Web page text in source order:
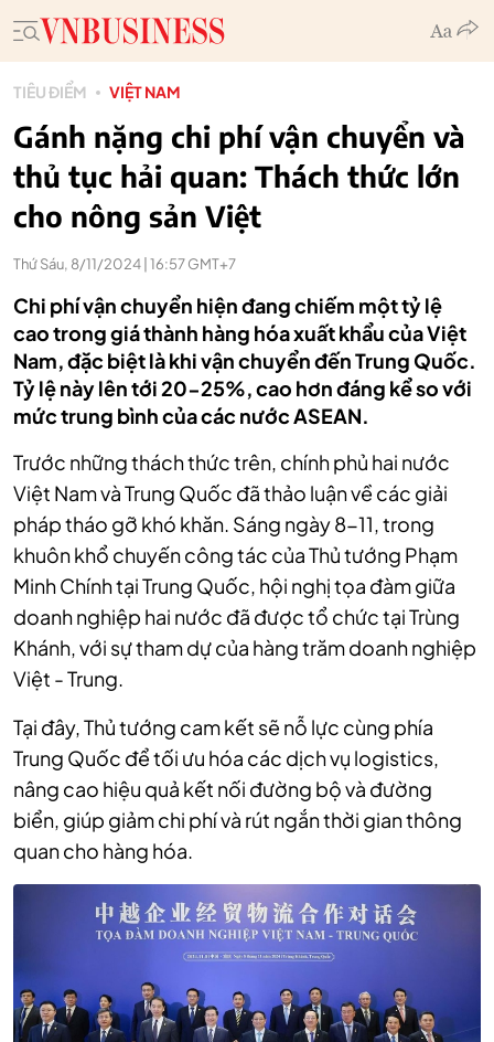
TIÊU ĐIỂM VIỆT NAM
Gánh nặng chi phí vận chuyển và
thủ tục hải quan: Thách thức lớn
cho nông sản Việt
Thứ Sáu, 8/11/2024 | 16:57 GMT+7
Chi phí vận chuyển hiện đang chiếm một tỷ lệ
cao trong giá thành hàng hóa xuất khẩu của Việt
Nam, đặc biệt là khi vận chuyển đến Trung Quốc.
Tỷ lệ này lên tới 20-25%, cao hơn đáng kể so với
mức trung bình của các nước ASEAN.
Trước những thách thức trên, chính phủ hai nước
Việt Nam và Trung Quốc đã thảo luận về các giải
pháp tháo gỡ khó khăn. Sáng ngày 8-11, trong
khuôn khổ chuyến công tác của Thủ tướng Phạm
Minh Chính tại Trung Quốc, hội nghị tọa đàm giữa
doanh nghiệp hai nước đã được tổ chức tại Trùng
Khánh, với sự tham dự của hàng trăm doanh nghiệp
Việt - Trung.
Tại đây, Thủ tướng cam kết sẽ nỗ lực cùng phía
Trung Quốc để tối ưu hóa các dịch vụ logistics,
nâng cao hiệu quả kết nối đường bộ và đường
biển, giúp giảm chi phí và rút ngắn thời gian thông
quan cho hàng hóa.